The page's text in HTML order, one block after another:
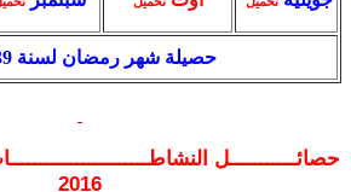
تحميل
حصيلة شهر رمضان لسنة 1439الموافق لـ2017
النشاطـــــــــــــــــــــــات خــــلال